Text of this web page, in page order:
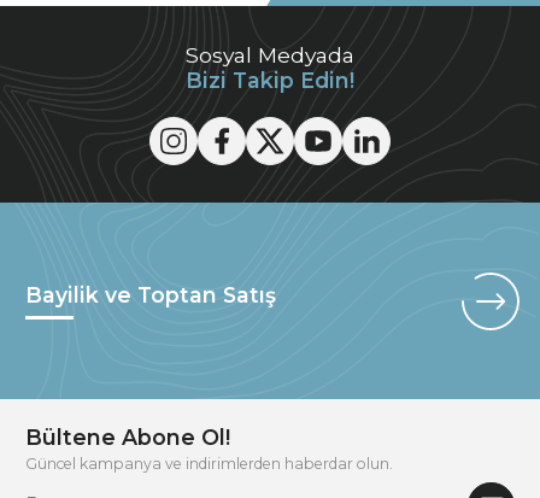
Sosyal Medyada
Bizi Takip Edin!
Bayilik ve Toptan Satış
Bültene Abone Ol!
Güncel kampanya ve indirimlerden haberdar olun.